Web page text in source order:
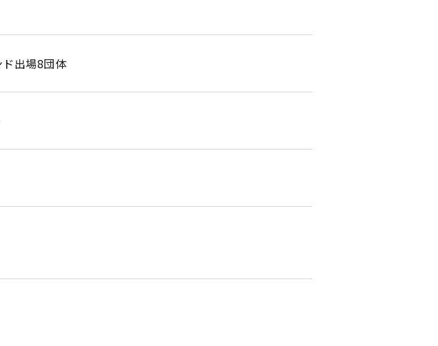
出場8団体